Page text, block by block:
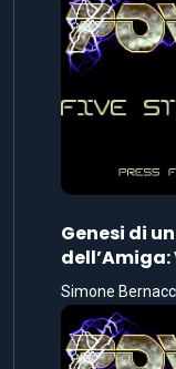
Genesi di
Simone